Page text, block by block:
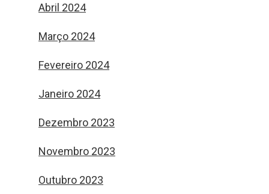
Abril 2024
Março 2024
Fevereiro 2024
Janeiro 2024
Dezembro 2023
Novembro 2023
Outubro 2023